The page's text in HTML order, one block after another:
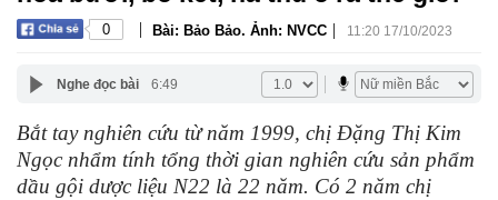
0 | Bài: Bảo Bảo. Ảnh: NVCC | 11:20 17/10/2023
Nghe đọc bài 6:49
Bắt tay nghiên cứu từ năm 1999, chị Đặng Thị Kim
Ngọc nhẩm tính tổng thời gian nghiên cứu sản phẩm
dầu gội dược liệu N22 là 22 năm. Có 2 năm chị